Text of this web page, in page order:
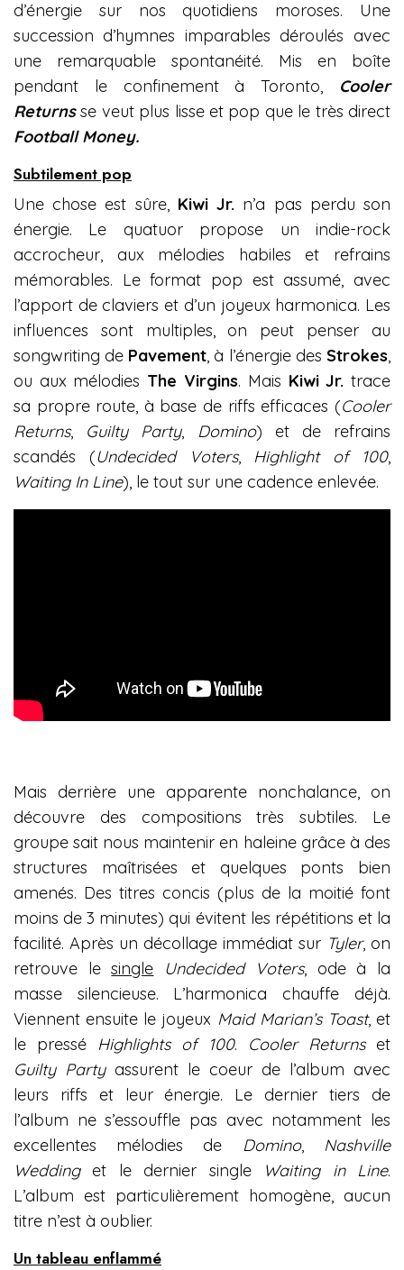
d’énergie sur nos quotidiens moroses. Une
succession d’hymnes imparables déroulés avec
une remarquable spontanéité. Mis en boîte
pendant le confinement à Toronto, Cooler
Returnsse veut plus lisse et pop que le très direct
Football Money.
Subtilement pop
Une chose est sûre,Kiwi Jr. n’a pas perdu son
énergie. Le quatuor propose un indie-rock
accrocheur, aux mélodies habiles et refrains
mémorables. Le format pop est assumé, avec
l’apport de claviers et d’un joyeux harmonica. Les
influences sont multiples, on peut penser au
songwriting de Pavement, à l’énergie des Strokes,
ou aux mélodies The Virgins. Mais Kiwi Jr. trace
sa propre route, à base de riffs efficaces (Cooler
Returns, Guilty Party, Domino) et de refrains
scandés (Undecided Voters, Highlight of 100,
Waiting In Line), le tout sur une cadence enlevée.
Mais derrière une apparente nonchalance, on
découvre des compositions très subtiles. Le
groupe sait nous maintenir en haleine grâce à des
structures maîtrisées et quelques ponts bien
amenés. Des titres concis (plus de la moitié font
moins de 3 minutes) qui évitent les répétitions et la
facilité. Après un décollage immédiat sur Tyler, on
retrouve lesingle Undecided Voters, ode à la
masse silencieuse. L’harmonica chauffe déjà.
Viennent ensuite le joyeux Maid Marian’s Toast, et
le pressé Highlights of 100. Cooler Returnset
Guilty Partyassurent le coeur de l’album avec
leurs riffs et leur énergie. Le dernier tiers de
l’album ne s’essouffle pas avec notamment les
excellentes mélodies de Domino, Nashville
Weddinget le dernier single Waiting in Line.
L’album est particulièrement homogène, aucun
titre n’est à oublier.
Un tableau enflammé